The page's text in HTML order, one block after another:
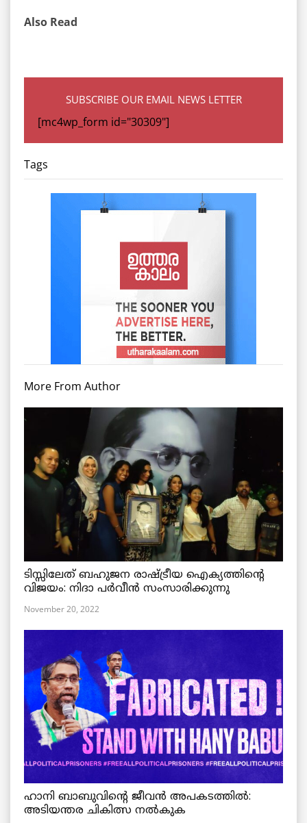
Also Read
SUBSCRIBE OUR EMAIL NEWS LETTER
[mc4wp_form id="30309"]
Tags
More From Author
ടിസ്സിലേത് ബഹുജന രാഷ്ട്രീയ ഐക്യത്തിന്റെ
വിജയം: നിദാ പർവീൻ സംസാരിക്കുന്നു
November 20, 2022
ഹാനി ബാബുവിന്റെ ജീവൻ അപകടത്തിൽ:
അടിയന്തര ചികിത്സ നൽകുക